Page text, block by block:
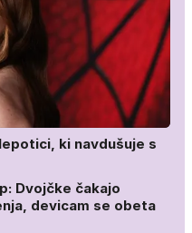
ki navdušuje s
Dvojčke čakajo
devicam se obeta